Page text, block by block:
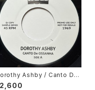
Ashby / Canto De
Cause I Need It